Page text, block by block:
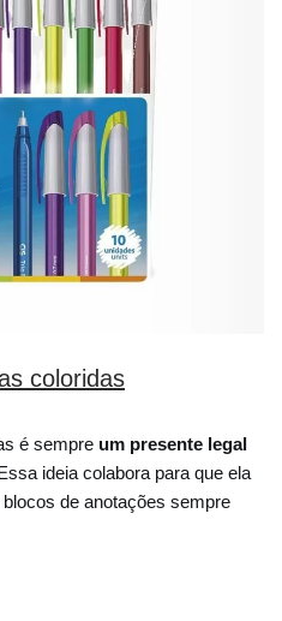
coloridas
é sempre um presente legal
ideia colabora para que ela
de anotações sempre